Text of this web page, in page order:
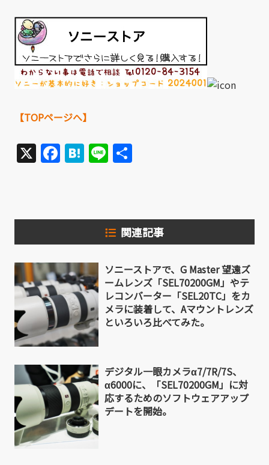
【TOPページへ】
X Facebook
Hatena
Line
関連記事
ソニーストアで、G Master 望遠ズ
ームレンズ「SEL70200GM」やテ
レコンバーター「SEL20TC」をカ
メラに装着して、Aマウントレンズ
といろいろ比べてみた。
デジタル一眼カメラα7/7R/7S、
α6000に、「SEL70200GM」に対
応するためのソフトウェアアップ
デートを開始。